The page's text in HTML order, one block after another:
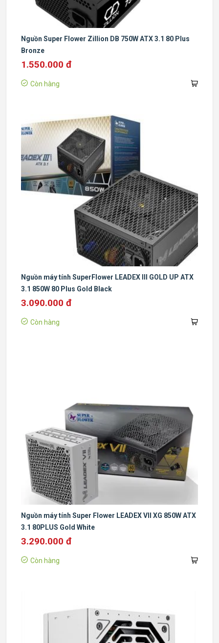
Nguồn Super Flower Zillion DB 750W ATX 3.1 80 Plus
Bronze
1.550.000 đ
Còn hàng
Nguồn máy tính SuperFlower LEADEX III GOLD UP ATX
3.1 850W 80 Plus Gold Black
3.090.000 đ
Còn hàng
Nguồn máy tính Super Flower LEADEX VII XG 850W ATX
3.1 80PLUS Gold White
3.290.000 đ
Còn hàng